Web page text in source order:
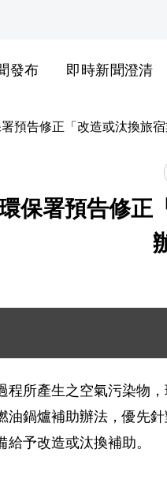
發布 即時新聞澄清
預告修正「改造或汰換旅
保署預告修
程所產生之空氣污染物
油鍋爐補助辦法，優先
予改造或汰換補助。